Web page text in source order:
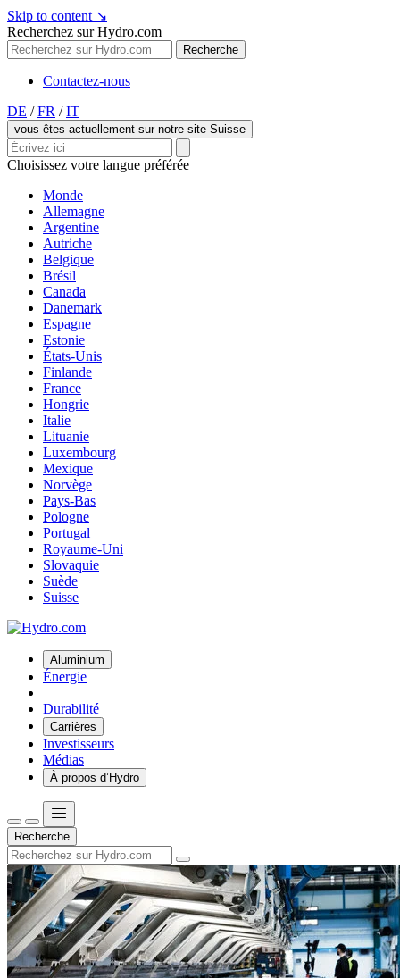
Skip to content ↘
Recherchez sur Hydro.com
Recherche
Contactez-nous
DE / FR / IT
vous êtes actuellement sur notre site Suisse
Choisissez votre langue préférée
Monde
Allemagne
Argentine
Autriche
Belgique
Brésil
Canada
Danemark
Espagne
Estonie
États-Unis
Finlande
France
Hongrie
Italie
Lituanie
Luxembourg
Mexique
Norvège
Pays-Bas
Pologne
Portugal
Royaume-Uni
Slovaquie
Suède
Suisse
Aluminium
Énergie
Durabilité
Carrières
Investisseurs
Médias
À propos d’Hydro
Recherche